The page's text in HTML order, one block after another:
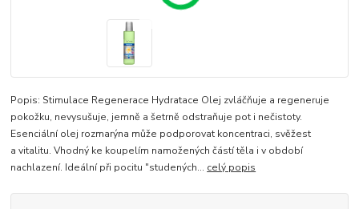
Popis: Stimulace Regenerace Hydratace Olej zvláčňuje a regeneruje
pokožku, nevysušuje, jemně a šetrně odstraňuje pot i nečistoty.
Esenciální olej rozmarýna může podporovat koncentraci, svěžest
a vitalitu. Vhodný ke koupelím namožených částí těla i v období
nachlazení. Ideální při pocitu "studených... celý popis